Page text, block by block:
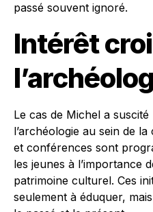
passé souvent ignoré.
Intérêt
Le cas de Michel a
l’archéologie au sein de
et conférences sont
les jeunes à l’importance
patrimoine culturel. Ces
seulement à éduquer,